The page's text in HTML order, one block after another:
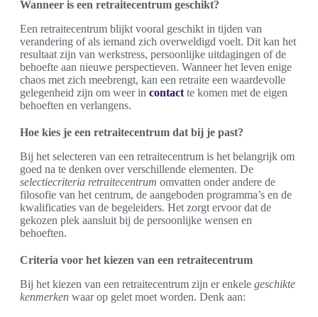
Wanneer is een retraitecentrum geschikt?
Een retraitecentrum blijkt vooral geschikt in tijden van
verandering of als iemand zich overweldigd voelt. Dit kan het
resultaat zijn van werkstress, persoonlijke uitdagingen of de
behoefte aan nieuwe perspectieven. Wanneer het leven enige
chaos met zich meebrengt, kan een retraite een waardevolle
gelegenheid zijn om weer in contact te komen met de eigen
behoeften en verlangens.
Hoe kies je een retraitecentrum dat bij je past?
Bij het selecteren van een retraitecentrum is het belangrijk om
goed na te denken over verschillende elementen. De
selectiecriteria retraitecentrum omvatten onder andere de
filosofie van het centrum, de aangeboden programma’s en de
kwalificaties van de begeleiders. Het zorgt ervoor dat de
gekozen plek aansluit bij de persoonlijke wensen en
behoeften.
Criteria voor het kiezen van een retraitecentrum
Bij het kiezen van een retraitecentrum zijn er enkele geschikte
kenmerken waar op gelet moet worden. Denk aan: